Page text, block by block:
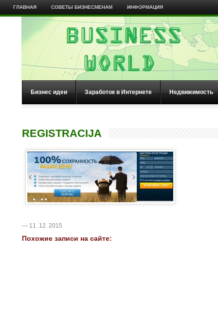
ГЛАВНАЯ СОВЕТЫ БИЗНЕСМЕНАМ ИНФОРМАЦИЯ
Бизнес идеи Заработок в Интернете Недвижимость
REGISTRACIJA
— 11. 12. 2015
Похожие записи на сайте: